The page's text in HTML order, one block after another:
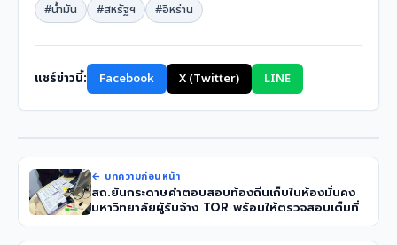
#น้ำมัน
#สหรัฐฯ #อิหร่าน
แชร์ข่าวนี้: Facebook X (Twitter) LINE
← บทความก่อนหน้า
สถ.ยันกระดาษคำตอบสอบท้องถิ่นเก็บในห้องมั่นคง
มหาวิทยาลัยผู้รับจ้าง TOR พร้อมให้ตรวจสอบเต็มที่